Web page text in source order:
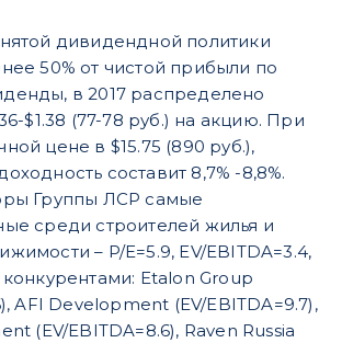
дивидендной политики
50% от чистой прибыли по
в 2017 распределено
$1.38 (77-78 руб.) на акцию. При
цене в $15.75 (890 руб.),
составит 8,7% -8,8%.
Группы ЛСР самые
среди строителей жилья и
– P/E=5.9, EV/EBITDA=3.4,
Etalon Group
AFI Development (EV/EBITDA=9.7),
(EV/EBITDA=8.6), Raven Russia